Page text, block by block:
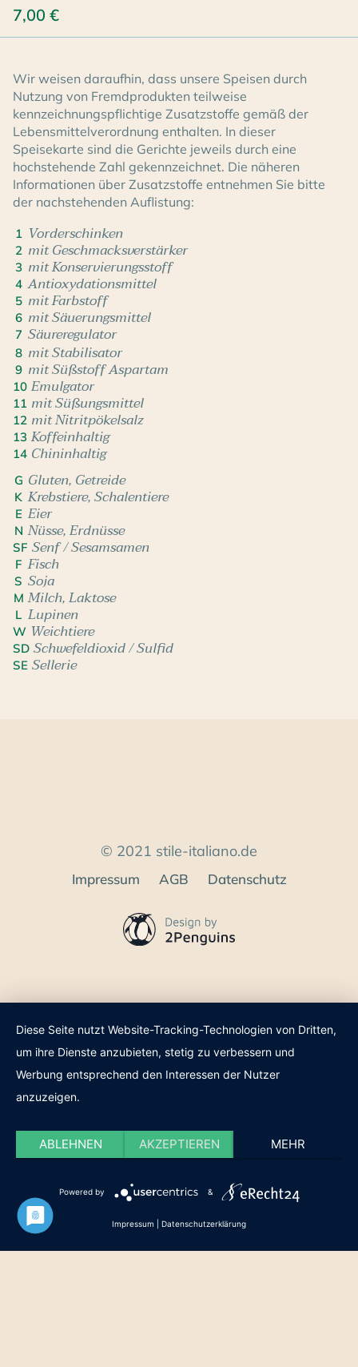
7,00 €
Wir weisen daraufhin, dass unsere Speisen durch
Nutzung von Fremdprodukten teilweise
kennzeichnungspflichtige Zusatzstoffe gemäß der
Lebensmittelverordnung enthalten. In dieser
Speisekarte sind die Gerichte jeweils durch eine
hochstehende Zahl gekennzeichnet. Die näheren
Informationen über Zusatzstoffe entnehmen Sie bitte
der nachstehenden Auflistung:
1 Vorderschinken
2 mit Geschmacksverstärker
3 mit Konservierungsstoff
4 Antioxydationsmittel
5 mit Farbstoff
6 mit Säuerungsmittel
7 Säureregulator
8 mit Stabilisator
9 mit Süßstoff Aspartam
10 Emulgator
11 mit Süßungsmittel
12 mit Nitritpökelsalz
13 Koffeinhaltig
14 Chininhaltig
G Gluten, Getreide
K Krebstiere, Schalentiere
E Eier
N Nüsse, Erdnüsse
SF Senf / Sesamsamen
F Fisch
S Soja
M Milch, Laktose
L Lupinen
W Weichtiere
SD Schwefeldioxid / Sulfid
SE Sellerie
© 2021 stile-italiano.de
Impressum AGB Datenschutz
Diese Seite nutzt Website-Tracking-Technologien von Dritten,
um ihre Dienste anzubieten, stetig zu verbessern und
Werbung entsprechend den Interessen der Nutzer
anzuzeigen.
ABLEHNEN AKZEPTIEREN MEHR
Powered by &
Impressum Datenschutzerklärung